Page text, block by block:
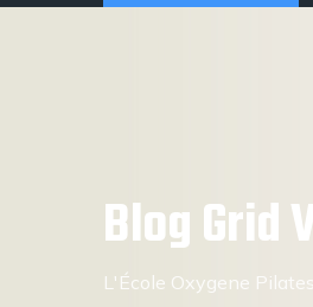
Blog Grid
L'École Oxygene Pilates